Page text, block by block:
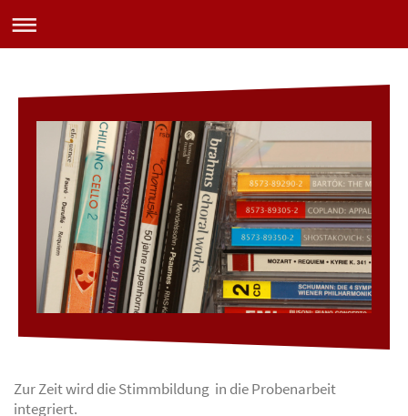
Zur Zeit wird die Stimmbildung in die Probenarbeit
integriert.